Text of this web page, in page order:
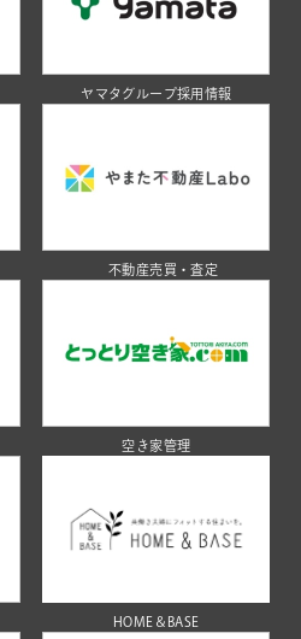
ヤマタグループ採用情報
不動産売買・査定
空き家管理
HOME＆BASE